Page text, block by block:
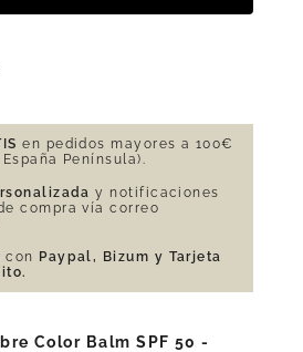
en pedidos mayores a 100€
Península).
y notificaciones
compra vía correo
con Paypal, Bizum y Tarjeta
Color Balm SPF 50 -